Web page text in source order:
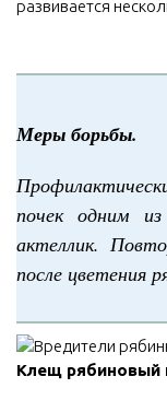
развивается
Меры борьбы.
почек одним
актеллик.
после цветения
Клещ рябиновый